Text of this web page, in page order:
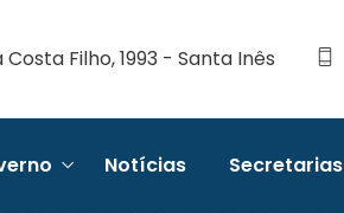
Filho, 1993 - Santa Inês
Notícias Secretarias